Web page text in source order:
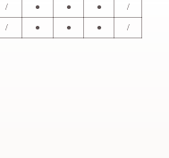
/ ● ● ● /
/ ● ● ● /